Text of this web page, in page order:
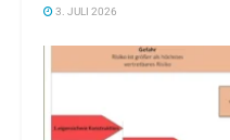
3. JULI 2026